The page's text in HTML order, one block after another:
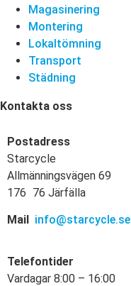
Magasinering
Montering
Lokaltömning
Transport
Städning
Kontakta oss
Postadress
Starcycle
Allmänningsvägen 69
176 76 Järfälla
Mail info@starcycle.se
Telefontider
Vardagar 8:00 – 16:00